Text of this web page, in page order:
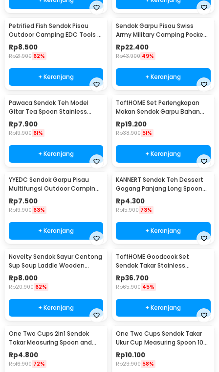
Petrified Fish Sendok Pisau
Outdoor Camping EDC Tools -
LX709
Rp8.500
Rp21.900 62%
+ Keranjang
Sendok Garpu Pisau Swiss
Army Military Camping Pocket
Knife EDC 4 in 1 - A011
Rp22.400
Rp43.900 49%
+ Keranjang
Pawaca Sendok Teh Model
Gitar Tea Spoon Stainless
Steel 304 12cm - RR-09
Rp7.900
Rp19.900 61%
+ Keranjang
TaffHOME Set Perlengkapan
Makan Sendok Garpu Bahan
Bambu Cutlery Set - EA02510
Rp19.200
Rp38.900 51%
+ Keranjang
YYEDC Sendok Garpu Pisau
Multifungsi Outdoor Camping
Spork EDC Tools - LX708
Rp7.500
Rp19.900 63%
+ Keranjang
KANNERT Sendok Teh Dessert
Gagang Panjang Long Spoon
Stainless Steel - RR-11
Rp4.300
Rp15.900 73%
+ Keranjang
Novelty Sendok Sayur Centong
Sup Soup Laddle Wooden
Spoon - RR-20
Rp8.000
Rp20.900 62%
+ Keranjang
TaffHOME Goodcook Set
Sendok Takar Stainless
Measuring Spoon 8 PCS - 167
Rp36.700
Rp65.900 45%
+ Keranjang
One Two Cups 2in1 Sendok
Takar Measuring Spoon and
Coffee Tamper - G1120
Rp4.800
Rp16.900 72%
One Two Cups Sendok Takar
Ukur Cup Measuring Spoon 10
PCS - 16799
Rp10.100
Rp23.900 58%